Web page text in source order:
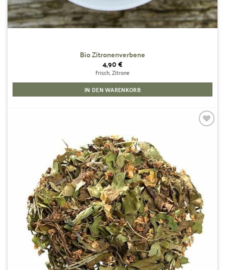
Bio Zitronenverbene
4,90€
Frisch, Zitrone
IN DEN WARENKORB